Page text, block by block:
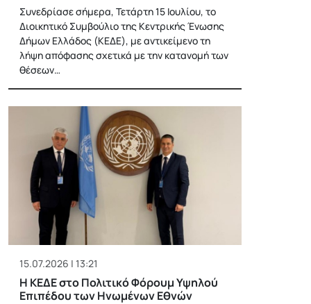
Συνεδρίασε σήμερα, Τετάρτη 15 Ιουλίου, το
Διοικητικό Συμβούλιο της Κεντρικής Ένωσης
Δήμων Ελλάδος (ΚΕΔΕ), με αντικείμενο τη
λήψη απόφασης σχετικά με την κατανομή των
θέσεων…
15.07.2026 | 13:21
Η ΚΕΔΕ στο Πολιτικό Φόρουμ Υψηλού
Επιπέδου των Ηνωμένων Εθνών